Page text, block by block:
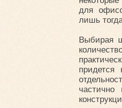
для
лишь
Выбирая
частично